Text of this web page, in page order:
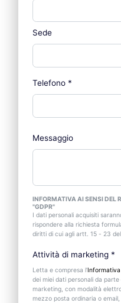
Sede
Telefono *
Messaggio
INFORMATIVA AI SENSI DEL
"GDPR"
I dati personali acquisiti
rispondere alla richiesta
diritti di cui agli artt. 15 - 23 del
Attività di marketing *
Letta e compresa l’
dei miei dati personali da
marketing, con modalità
mezzo posta ordinaria o